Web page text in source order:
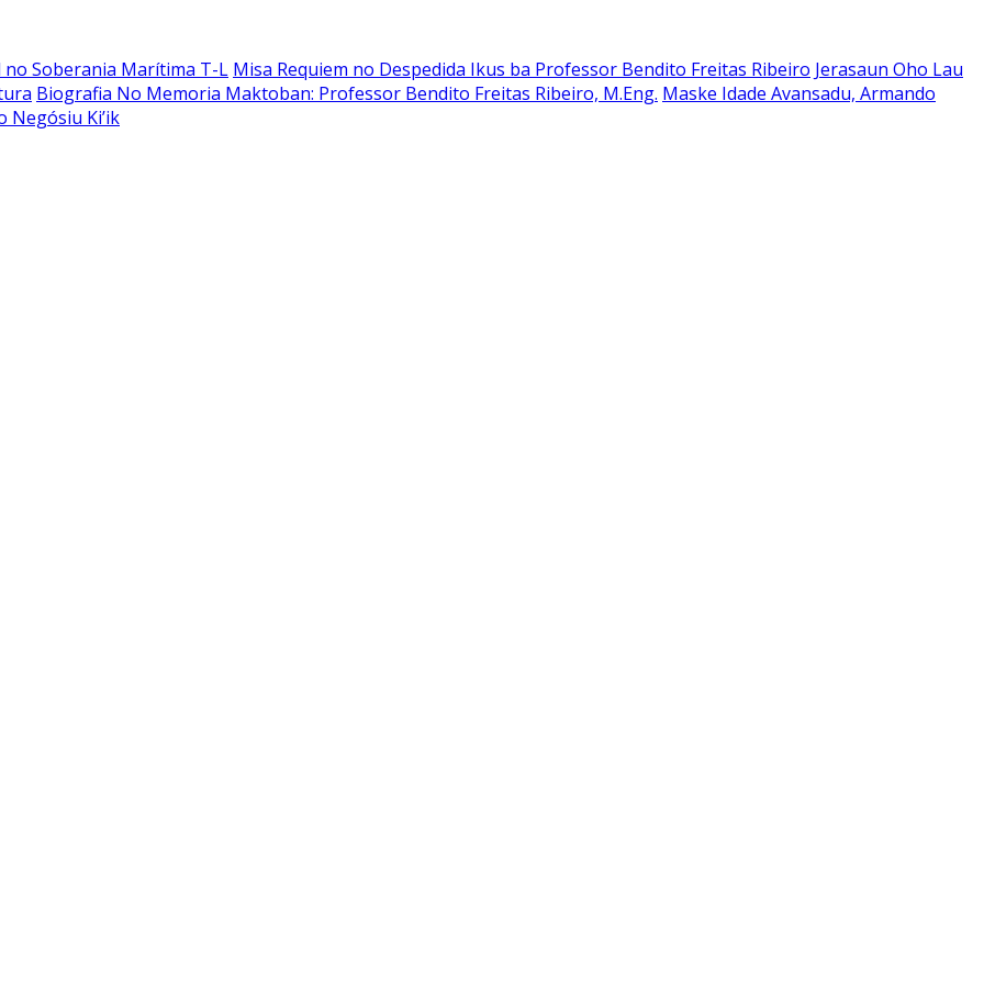
no Soberania Marítima T-L Misa Requiem no Despedida Ikus ba Professor Bendito Freitas Ribeiro Jerasaun Oho Lau
Biografia No Memoria Maktoban: Professor Bendito Freitas Ribeiro, M.Eng. Maske Idade Avansadu, Armando
Negósiu Ki’ik